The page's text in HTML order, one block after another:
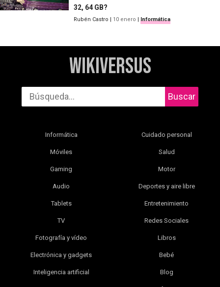
32, 64 GB?
Rubén Castro 10 enero Informática
WikiVersus
Buscar
Informática
Móviles
Gaming
Audio
Tablets
TV
Fotografía y vídeo
Electrónica y gadgets
Inteligencia artificial
Cuidado personal
Salud
Motor
Deportes y aire libre
Entretenimiento
Redes Sociales
Libros
Bebé
Blog